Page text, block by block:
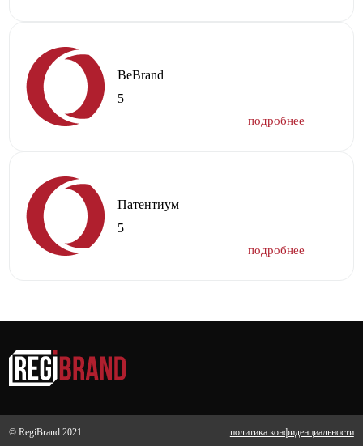
BeBrand
5
Патентиум
5
© RegiBrand 2021 политика конфиденциальности